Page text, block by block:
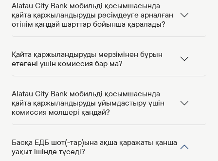
Alatau City Bank мобильді қосымшасында
қайта қаржыландыруды рәсімдеуге арналған
өтінім қандай шарттар бойынша қаралады?
Қайта қаржыландыруды мерзімінен бұрын
өтегені үшін комиссия бар ма?
Alatau City Bank мобильді қосымшасында
қайта қаржыландыруды ұйымдастыру үшін
комиссия мөлшері қандай?
Басқа ЕДБ шот(-тар)ына ақша қаражаты қанша
уақыт ішінде түседі?